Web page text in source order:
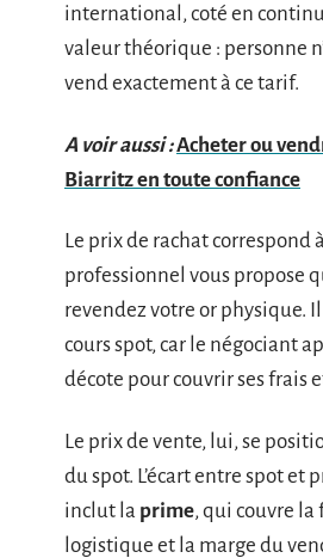
international, coté en
valeur théorique : personne
vend exactement à ce tarif.
A voir aussi :Acheter ou
Biarritz en toute confiance
Le prix de rachat correspond
professionnel vous propose
revendez votre or physique.
cours spot, car le négociant
décote pour couvrir ses frais
Le prix de vente, lui, se
du spot. L’écart entre spot et
inclut la prime, qui couvre
logistique et la marge du